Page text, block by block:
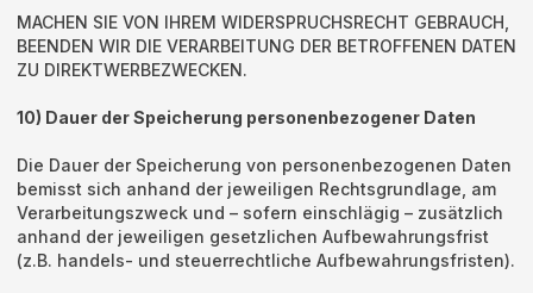
MACHEN SIE VON IHREM WIDERSPRUCHSRECHT GEBRAUCH,
BEENDEN WIR DIE VERARBEITUNG DER BETROFFENEN DATEN
ZU DIREKTWERBEZWECKEN.
10) Dauer der Speicherung personenbezogener Daten
Die Dauer der Speicherung von personenbezogenen Daten
bemisst sich anhand der jeweiligen Rechtsgrundlage, am
Verarbeitungszweck und – sofern einschlägig – zusätzlich
anhand der jeweiligen gesetzlichen Aufbewahrungsfrist
(z.B. handels- und steuerrechtliche Aufbewahrungsfristen).